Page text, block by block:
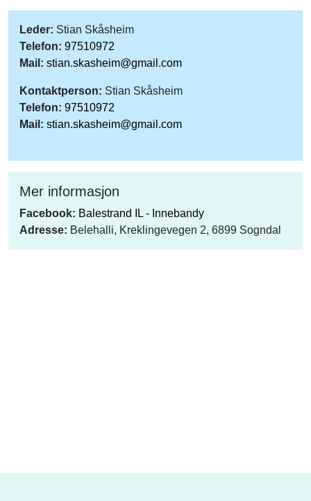
Leder: Stian Skåsheim
Telefon: 97510972
Mail: stian.skasheim@gmail.com
Kontaktperson: Stian Skåsheim
Telefon: 97510972
Mail: stian.skasheim@gmail.com
Mer informasjon
Facebook: Balestrand IL - Innebandy
Adresse: Belehalli, Kreklingevegen 2, 6899 Sogndal